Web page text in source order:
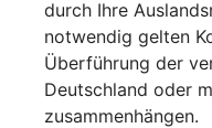
durch Ihre
notwendig gelten
Überführung der
Deutschland oder
zusammenhängen.